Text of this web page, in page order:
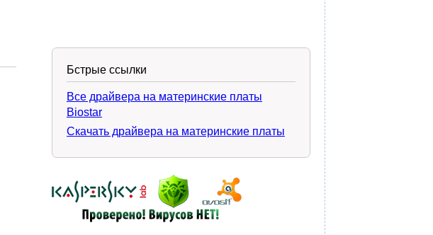
Бстрые ссылки
Все драйвера на материнские платы
Biostar
Скачать драйвера на материнские платы